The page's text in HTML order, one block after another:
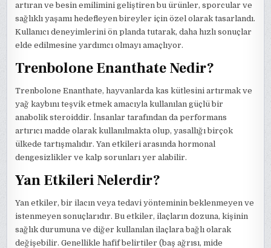
artıran ve besin emilimini geliştiren bu ürünler, sporcular ve
sağlıklı yaşamı hedefleyen bireyler için özel olarak tasarlandı.
Kullanıcı deneyimlerini ön planda tutarak, daha hızlı sonuçlar
elde edilmesine yardımcı olmayı amaçlıyor.
Trenbolone Enanthate Nedir?
Trenbolone Enanthate, hayvanlarda kas kütlesini artırmak ve
yağ kaybını teşvik etmek amacıyla kullanılan güçlü bir
anabolik steroiddir. İnsanlar tarafından da performans
artırıcı madde olarak kullanılmakta olup, yasallığı birçok
ülkede tartışmalıdır. Yan etkileri arasında hormonal
dengesizlikler ve kalp sorunları yer alabilir.
Yan Etkileri Nelerdir?
Yan etkiler, bir ilacın veya tedavi yönteminin beklenmeyen ve
istenmeyen sonuçlarıdır. Bu etkiler, ilaçların dozuna, kişinin
sağlık durumuna ve diğer kullanılan ilaçlara bağlı olarak
değişebilir. Genellikle hafif belirtiler (baş ağrısı, mide